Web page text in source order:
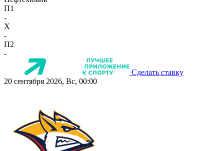
П1
-
X
-
П2
-
Сделать ставку
20 сентября 2026, Вс, 00:00